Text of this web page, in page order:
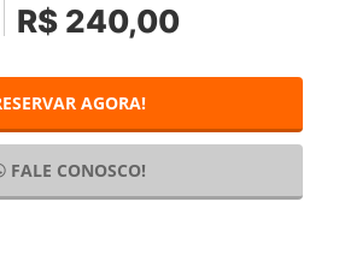
R$ 240,00
AGORA!
FALE CONOSCO!